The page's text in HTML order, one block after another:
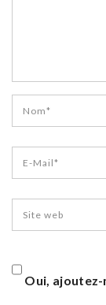
Oui,